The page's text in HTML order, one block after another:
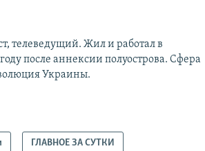
телеведущий. Жил и работал в
после аннексии полуострова. Сфера
Украины.
ГЛАВНОЕ ЗА СУТКИ